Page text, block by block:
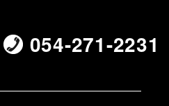
054-271-2231